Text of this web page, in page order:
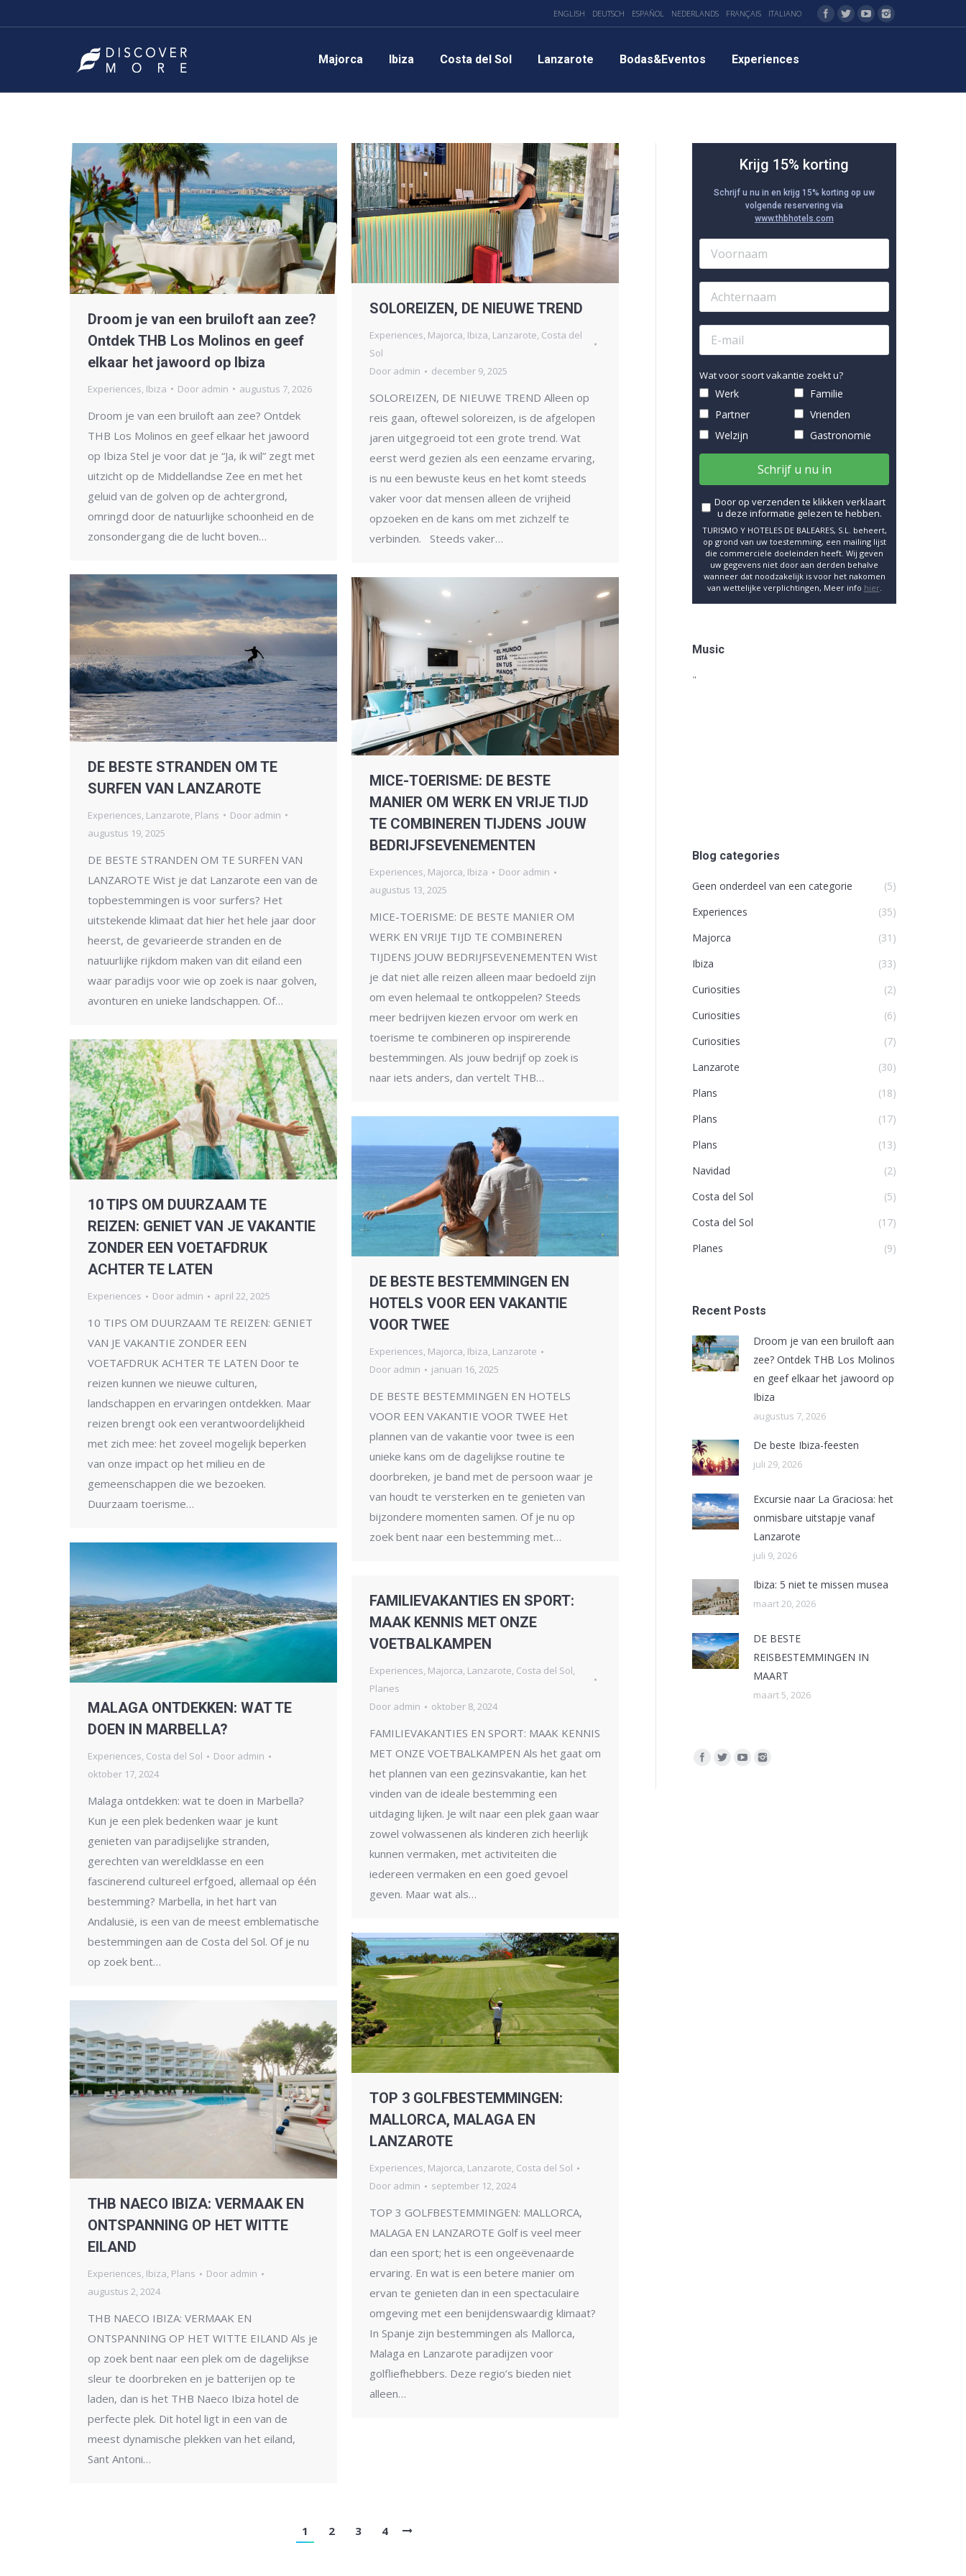
ENGLISH DEUTSCH ESPAÑOL NEDERLANDS FRANÇAIS ITALIANO
Majorca Ibiza Costa del Sol Lanzarote Bodas&Eventos Experiences
Droom je van een bruiloft aan zee?
Ontdek THB Los Molinos en geef
elkaar het jawoord op Ibiza
Experiences Ibiza Door admin augustus 7, 2026
Droom je van een bruiloft aan zee? Ontdek
THB Los Molinos en geef elkaar het jawoord
op Ibiza Stel je voor dat je “Ja, ik wil” zegt met
uitzicht op de Middellandse Zee en met het
geluid van de golven op de achtergrond,
omringd door de natuurlijke schoonheid en de
zonsondergang die de lucht boven…
SOLOREIZEN, DE NIEUWE TREND
Experiences, Majorca, Ibiza, Lanzarote, Costa del
Sol
Door admin december 9, 2025
SOLOREIZEN, DE NIEUWE TREND Alleen op
reis gaan, oftewel soloreizen, is de afgelopen
jaren uitgegroeid tot een grote trend. Wat
eerst werd gezien als een eenzame ervaring,
is nu een bewuste keus en het komt steeds
vaker voor dat mensen alleen de vrijheid
opzoeken en de kans om met zichzelf te
verbinden. Steeds vaker…
DE BESTE STRANDEN OM TE
SURFEN VAN LANZAROTE
Experiences, Lanzarote, Plans Door admin
augustus 19, 2025
DE BESTE STRANDEN OM TE SURFEN VAN
LANZAROTE Wist je dat Lanzarote een van de
topbestemmingen is voor surfers? Het
uitstekende klimaat dat hier het hele jaar door
heerst, de gevarieerde stranden en de
natuurlijke rijkdom maken van dit eiland een
waar paradijs voor wie op zoek is naar golven,
avonturen en unieke landschappen. Of…
MICE-TOERISME: DE BESTE
MANIER OM WERK EN VRIJE TIJD
TE COMBINEREN TIJDENS JOUW
BEDRIJFSEVENEMENTEN
Experiences, Majorca, Ibiza Door admin
augustus 13, 2025
MICE-TOERISME: DE BESTE MANIER OM
WERK EN VRIJE TIJD TE COMBINEREN
TIJDENS JOUW BEDRIJFSEVENEMENTEN Wist
je dat niet alle reizen alleen maar bedoeld zijn
om even helemaal te ontkoppelen? Steeds
meer bedrijven kiezen ervoor om werk en
toerisme te combineren op inspirerende
bestemmingen. Als jouw bedrijf op zoek is
naar iets anders, dan vertelt THB…
10 TIPS OM DUURZAAM TE
REIZEN: GENIET VAN JE VAKANTIE
ZONDER EEN VOETAFDRUK
ACHTER TE LATEN
Experiences Door admin april 22, 2025
10 TIPS OM DUURZAAM TE REIZEN: GENIET
VAN JE VAKANTIE ZONDER EEN
VOETAFDRUK ACHTER TE LATEN Door te
reizen kunnen we nieuwe culturen,
landschappen en ervaringen ontdekken. Maar
reizen brengt ook een verantwoordelijkheid
met zich mee: het zoveel mogelijk beperken
van onze impact op het milieu en de
gemeenschappen die we bezoeken.
Duurzaam toerisme…
DE BESTE BESTEMMINGEN EN
HOTELS VOOR EEN VAKANTIE
VOOR TWEE
Experiences, Majorca, Ibiza, Lanzarote
Door admin januari 16, 2025
DE BESTE BESTEMMINGEN EN HOTELS
VOOR EEN VAKANTIE VOOR TWEE Het
plannen van de vakantie voor twee is een
unieke kans om de dagelijkse routine te
doorbreken, je band met de persoon waar je
van houdt te versterken en te genieten van
bijzondere momenten samen. Of je nu op
zoek bent naar een bestemming met…
MALAGA ONTDEKKEN: WAT TE
DOEN IN MARBELLA?
Experiences, Costa del Sol Door admin
oktober 17, 2024
Malaga ontdekken: wat te doen in Marbella?
Kun je een plek bedenken waar je kunt
genieten van paradijselijke stranden,
gerechten van wereldklasse en een
fascinerend cultureel erfgoed, allemaal op één
bestemming? Marbella, in het hart van
Andalusië, is een van de meest emblematische
bestemmingen aan de Costa del Sol. Of je nu
op zoek bent…
FAMILIEVAKANTIES EN SPORT:
MAAK KENNIS MET ONZE
VOETBALKAMPEN
Experiences, Majorca, Lanzarote, Costa del Sol,
Planes
Door admin oktober 8, 2024
FAMILIEVAKANTIES EN SPORT: MAAK KENNIS
MET ONZE VOETBALKAMPEN Als het gaat om
het plannen van een gezinsvakantie, kan het
vinden van de ideale bestemming een
uitdaging lijken. Je wilt naar een plek gaan waar
zowel volwassenen als kinderen zich heerlijk
kunnen vermaken, met activiteiten die
iedereen vermaken en een goed gevoel
geven. Maar wat als…
TOP 3 GOLFBESTEMMINGEN:
MALLORCA, MALAGA EN
LANZAROTE
Experiences, Majorca, Lanzarote, Costa del Sol
Door admin september 12, 2024
TOP 3 GOLFBESTEMMINGEN: MALLORCA,
MALAGA EN LANZAROTE Golf is veel meer
dan een sport; het is een ongeëvenaarde
ervaring. En wat is een betere manier om
ervan te genieten dan in een spectaculaire
omgeving met een benijdenswaardig klimaat?
In Spanje zijn bestemmingen als Mallorca,
Malaga en Lanzarote paradijzen voor
golfliefhebbers. Deze regio’s bieden niet
alleen…
THB NAECO IBIZA: VERMAAK EN
ONTSPANNING OP HET WITTE
EILAND
Experiences, Ibiza, Plans Door admin
augustus 2, 2024
THB NAECO IBIZA: VERMAAK EN
ONTSPANNING OP HET WITTE EILAND Als je
op zoek bent naar een plek om de dagelijkse
sleur te doorbreken en je batterijen op te
laden, dan is het THB Naeco Ibiza hotel de
perfecte plek. Dit hotel ligt in een van de
meest dynamische plekken van het eiland,
Sant Antoni…
1 2 3 4
Krijg 15% korting
Schrijf u nu in en krijg 15% korting op uw
volgende reservering via
www.thbhotels.com
Wat voor soort vakantie zoekt u?
Werk
Familie
Partner
Vrienden
Welzijn
Gastronomie
Schrijf u nu in
Door op verzenden te klikken verklaart
u deze informatie gelezen te hebben.
TURISMO Y HOTELES DE BALEARES, S.L. beheert,
op grond van uw toestemming, een mailing lijst
die commerciële doeleinden heeft. Wij geven
uw gegevens niet door aan derden behalve
wanneer dat noodzakelijk is voor het nakomen
van wettelijke verplichtingen, Meer info hier.
Music
"
Blog categories
Geen onderdeel van een categorie
(5)
Experiences
(35)
Majorca
(31)
Ibiza
(33)
Curiosities
(2)
Curiosities
(6)
Curiosities
(7)
Lanzarote
(30)
Plans
(18)
Plans
(17)
Plans
(13)
Navidad
(2)
Costa del Sol
(5)
Costa del Sol
(17)
Planes
(9)
Recent Posts
Droom je van een bruiloft aan
zee? Ontdek THB Los Molinos
en geef elkaar het jawoord op
Ibiza
augustus 7, 2026
De beste Ibiza-feesten
juli 29, 2026
Excursie naar La Graciosa: het
onmisbare uitstapje vanaf
Lanzarote
juli 9, 2026
Ibiza: 5 niet te missen musea
maart 20, 2026
DE BESTE
REISBESTEMMINGEN IN
MAART
maart 5, 2026
Vind ons op: